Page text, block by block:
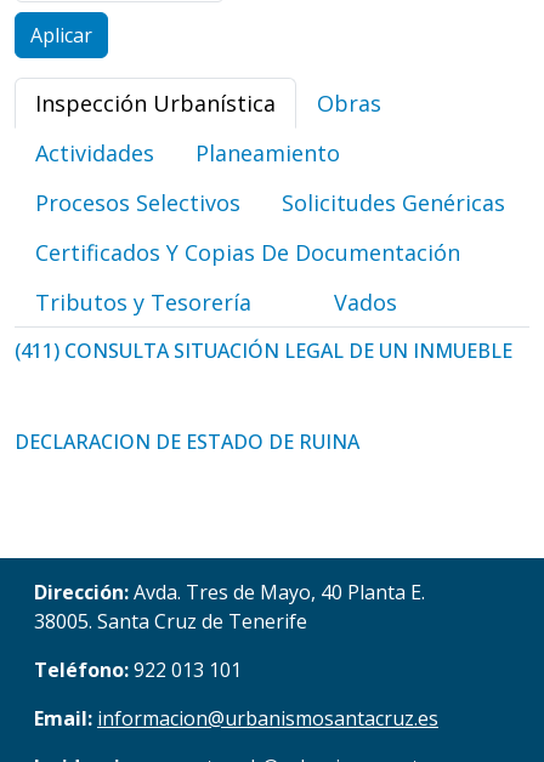
Inspección Urbanística
Obras
Actividades
Planeamiento
Procesos Selectivos
Solicitudes Genéricas
Certificados Y Copias De Documentación
Tributos y Tesorería
Vados
(411) CONSULTA SITUACIÓN LEGAL DE UN INMUEBLE
DECLARACION DE ESTADO DE RUINA
Dirección:Avda. Tres de Mayo, 40 Planta E.
38005. Santa Cruz de Tenerife
Teléfono:922 013 101
Email: informacion@urbanismosantacruz.es